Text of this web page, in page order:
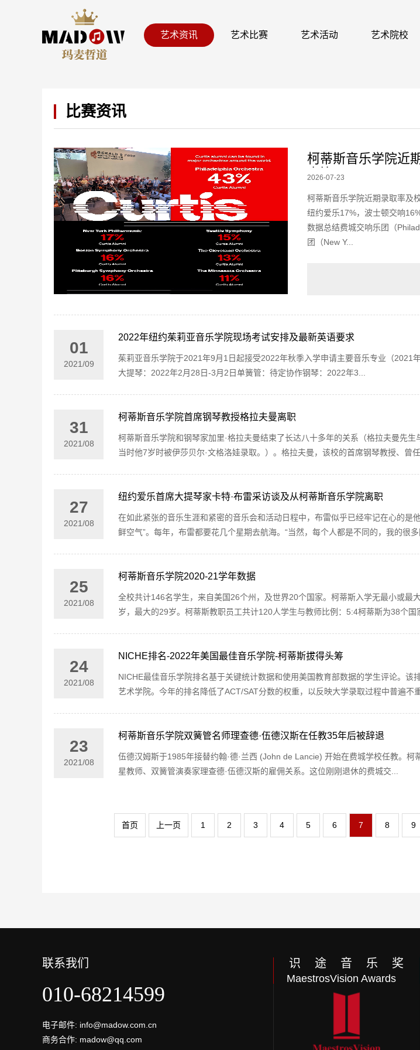
艺术资讯 艺术比赛 艺术活动 艺术院校
比赛资讯
柯蒂斯音乐学院近
占比
2026-07-23
柯蒂斯音乐学院近期录取率及
纽约爱乐17%，波士顿交响
数据总结费城交响乐团（
团（New Y...
01
2021/09
2022年纽约茱莉亚音乐学院现场考试安排及最新英语要求
茱莉亚音乐学院于2021年9月1日起接受2022年秋季入学申请主要音乐专业（2021
大提琴：2022年2月28日-3月2日单簧管：待定协作钢琴：2022年3...
31
2021/08
柯蒂斯音乐学院首席钢琴教授格拉夫曼离职
柯蒂斯音乐学院和钢琴家加里·格拉夫曼结束了长达八十多年的关系（格拉夫曼先生
当时他7岁时被伊莎贝尔·文格洛娃录取。）。格拉夫曼，该校的首席钢琴教授、曾任
27
2021/08
纽约爱乐首席大提琴家卡特·布雷采访谈及从柯蒂斯音乐学院离职
在如此紧张的音乐生涯和紧密的音乐会和活动日程中，布雷似乎已经牢记在心的是
鲜空气”。每年，布雷都要花几个星期去航海。“当然，每个人都是不同的，我的很多
25
2021/08
柯蒂斯音乐学院2020-21学年数据
全校共计146名学生，来自美国26个州，及世界20个国家。柯蒂斯入学无最小或最
岁，最大的29岁。柯蒂斯教职员工共计120人学生与教师比例：5:4柯蒂斯为38个国
24
2021/08
NICHE排名-2022年美国最佳音乐学院-柯蒂斯拔得头筹
NICHE最佳音乐学院排名基于关键统计数据和使用美国教育部数据的学生评论。该
艺术学院。今年的排名降低了ACT/SAT分数的权重，以反映大学录取过程中普遍不
23
2021/08
柯蒂斯音乐学院双簧管名师理查德·伍德汉斯在任教35年后被辞退
伍德汉姆斯于1985年接替约翰·德·兰西 (John de Lancie) 开始在费城学校任教。柯
星教师、双簧管演奏家理查德·伍德汉斯的雇佣关系。这位刚刚退休的费城交...
首页 上一页 1 2 3 4 5 6 7 8 9
联系我们
010-68214599
电子邮件: info@madow.com.cn
商务合作: madow@qq.com
识 途 音 乐 奖
MaestrosVision Awards